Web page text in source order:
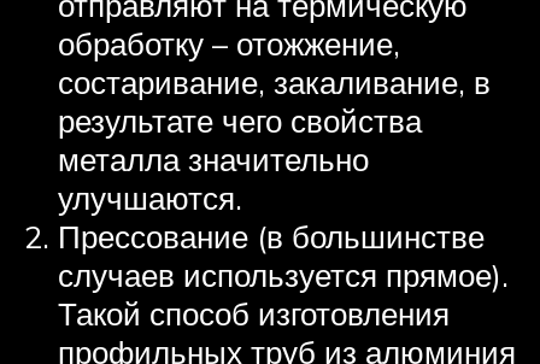
обработку – отожжение,
состаривание, закаливание, в
результате чего свойства
металла значительно
улучшаются.
Прессование (в большинстве
случаев используется прямое).
Такой способ изготовления
профильных труб из алюминия